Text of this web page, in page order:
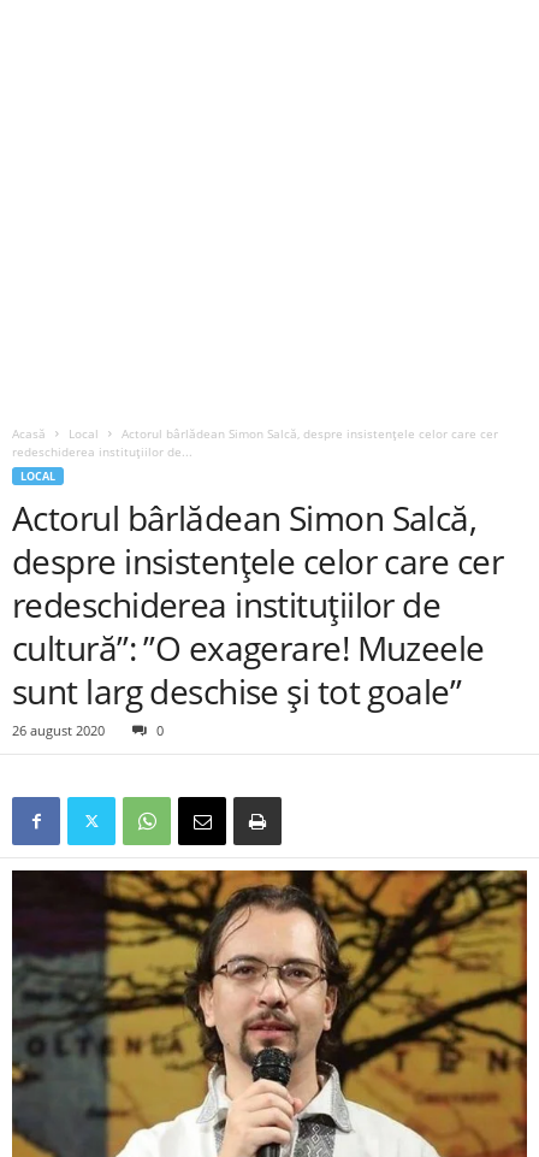
Acasă Local
Actorul bârlădean Simon Salcă, despre insistențele celor care cer
redeschiderea instituțiilor de...
LOCAL
Actorul bârlădean Simon Salcă,
despre insistențele celor care cer
redeschiderea instituțiilor de
cultură”: ”O exagerare! Muzeele
sunt larg deschise și tot goale”
26 august 2020 0